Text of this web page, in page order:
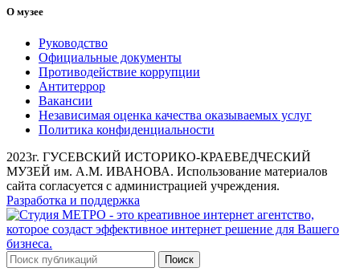
О музее
Руководство
Официальные документы
Противодействие коррупции
Антитеррор
Вакансии
Независимая оценка качества оказываемых услуг
Политика конфиденциальности
2023г. ГУСЕВСКИЙ ИСТОРИКО-КРАЕВЕДЧЕСКИЙ
МУЗЕЙ им. А.М. ИВАНОВА. Использование материалов
сайта согласуется с администрацией учреждения.
Разработка и поддержка
Поиск